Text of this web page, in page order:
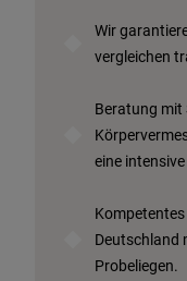
Wir
vergleichen
Beratung mit
eine
Deutschland
Probeliegen.